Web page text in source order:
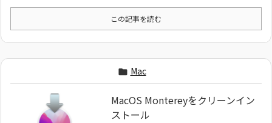
この記事を読む
 Mac
MacOS Montereyをクリーンイン
ストール